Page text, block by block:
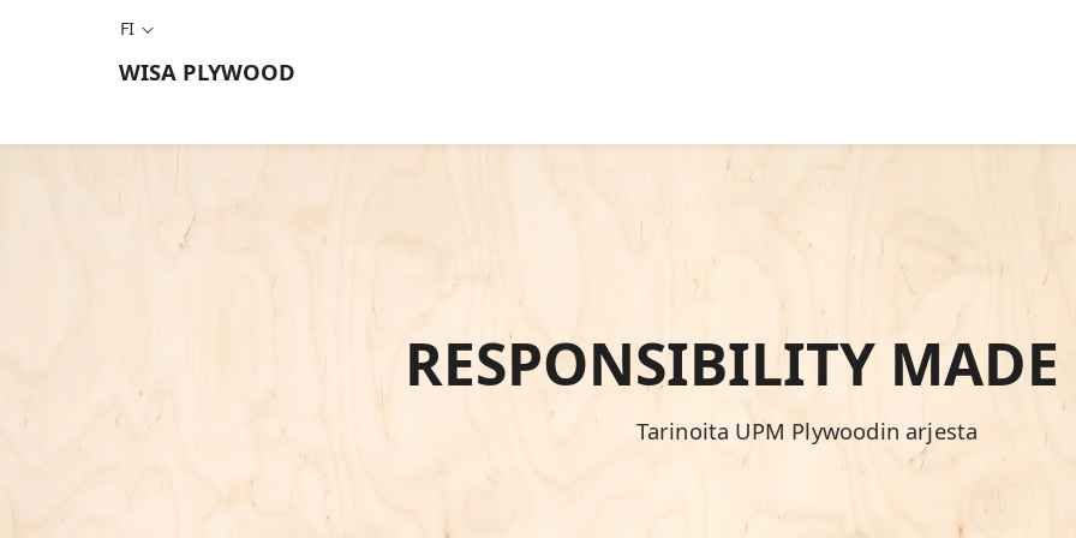
FI
WISA PLYWOOD
RESPONSIBILITY MADE
Tarinoita UPM Plywoodin arjesta